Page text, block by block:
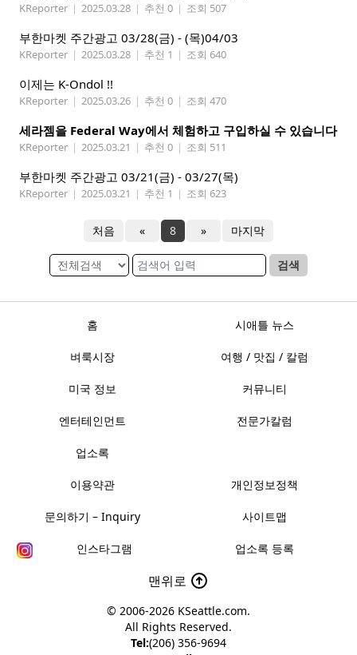
KReporter | 2025.03.28 | 추천 0 | 조회 507
부한마켓 주간광고 03/28(금) - (목)04/03
KReporter | 2025.03.28 | 추천 1 | 조회 640
이제는 K-Ondol !!
KReporter | 2025.03.26 | 추천 0 | 조회 470
세라젬을 Federal Way에서 체험하고 구입하실 수 있습니다
KReporter | 2025.03.21 | 추천 0 | 조회 511
부한마켓 주간광고 03/21(금) - 03/27(목)
KReporter | 2025.03.21 | 추천 1 | 조회 623
처음 « 8 » 마지막
검색
홈 시애틀 뉴스
벼룩시장 여행 / 맛집 / 칼럼
미국 정보 커뮤니티
엔터테인먼트 전문가칼럼
업소록
이용약관 개인정보정책
문의하기 – Inquiry 사이트맵
인스타그램 업소록 등록
맨위로
© 2006-2026 KSeattle.com.
All Rights Reserved.
Tel:(206) 356-9694